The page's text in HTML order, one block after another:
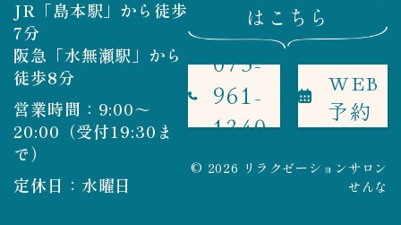
JR「島本駅」から徒歩
7分
阪急「水無瀬駅」から
徒歩8分
営業時間：9:00～
20:00（受付19:30ま
で）
定休日：水曜日
はこちら
075-
961-
1340
WEB
予約
© 2026 リラクゼーションサロン
せんな